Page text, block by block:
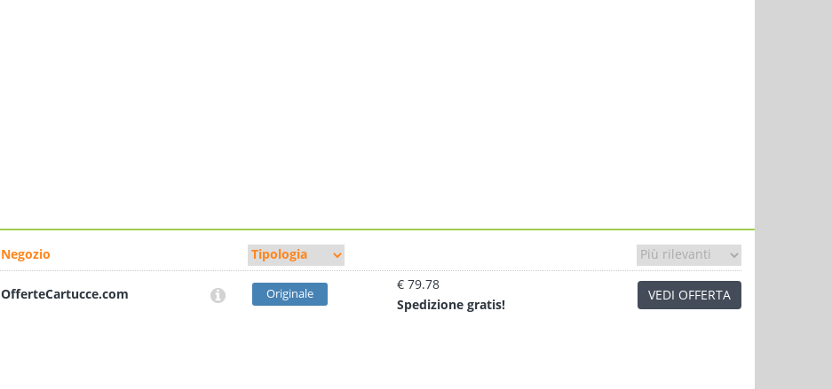
Negozio
OfferteCartucce.com Originale
€ 79.78
Spedizione gratis!
VEDI OFFERTA